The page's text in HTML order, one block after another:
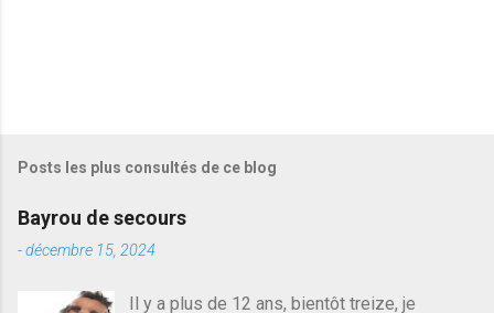
Posts les plus consultés de ce blog
Bayrou de secours
-décembre 15, 2024
Il y a plus de 12 ans, bientôt treize, je